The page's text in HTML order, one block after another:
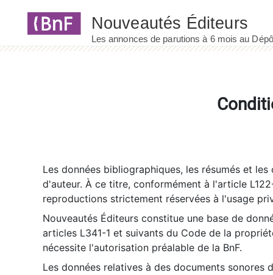
Les données bibliographiques, les résumés et
d'auteur. À ce titre, conformément à l'article
reproductions strictement réservées à l'usage
Nouveautés Éditeurs constitue une base de
articles L341-1 et suivants du Code de la
nécessite l'autorisation préalable de la BnF.
Les données relatives à des documents sonores